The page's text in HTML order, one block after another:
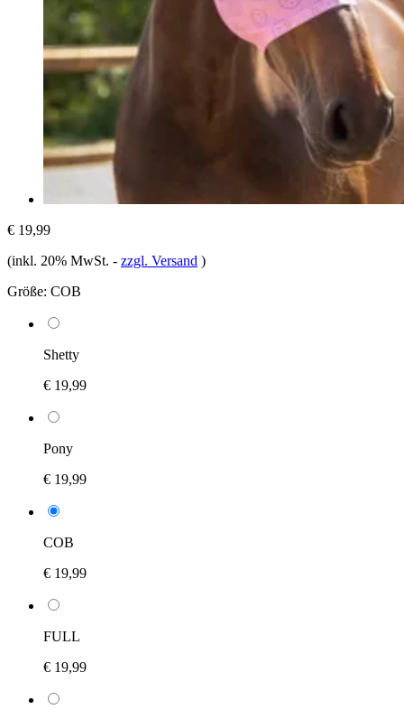
€ 19,99
(inkl. 20% MwSt. - zzgl. Versand )
Größe: COB
Shetty
€ 19,99
Pony
€ 19,99
COB
€ 19,99
FULL
€ 19,99